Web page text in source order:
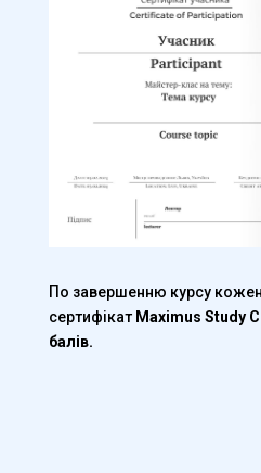
По завершенню курсу
сертифікат Maximus Study
балів.